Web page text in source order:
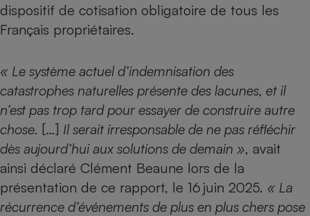
dispositif de cotisation obligatoire de tous les
Français propriétaires.
« Le système actuel d’indemnisation des
catastrophes naturelles présente des lacunes, et il
n’est pas trop tard pour essayer de construire autre
chose. […] Il serait irresponsable de ne pas réfléchir
dès aujourd’hui aux solutions de demain », avait
ainsi déclaré Clément Beaune lors de la
présentation de ce rapport, le 16 juin 2025. « La
récurrence d’événements de plus en plus chers pose
Climatiseur -
Ventilateur
Téléphone mobile -
Antivirus
Climatiseur -
Ventilateur